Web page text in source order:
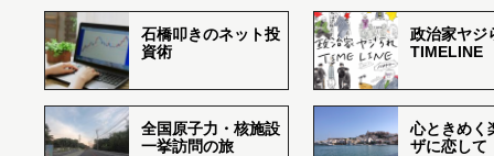
石橋叩きのネット投
資術
政治家ヤジ
TIMELINE
全国原子力・核施設
一挙訪問の旅
心ときめく
ザに恋して